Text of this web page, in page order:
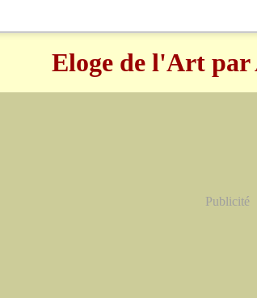
Eloge de l'Art
Publicité